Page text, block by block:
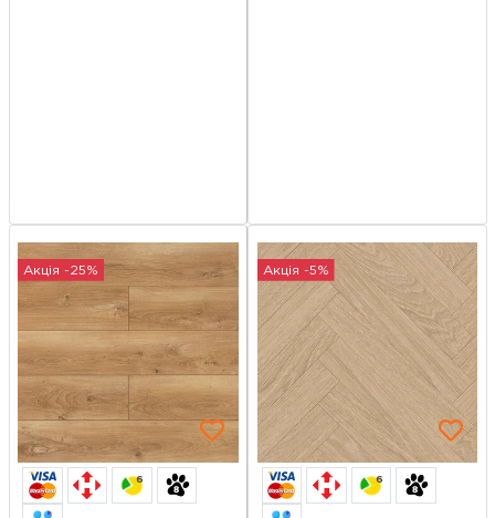
Акція -25%
6
Акція -5%
6